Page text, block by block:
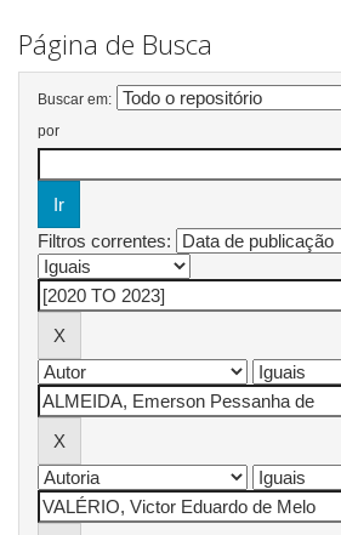
Página de Busca
Buscar em:
por
Filtros correntes: